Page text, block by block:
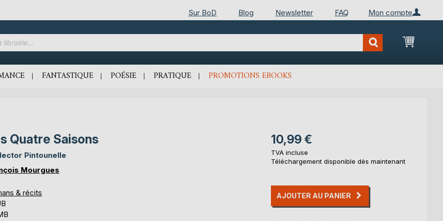
Mon compte
Sur BoD Blog Newsletter FAQ
Mon
FANTASTIQUE POÉSIE PRATIQUE PROMOTIONS EBOOKS
Quatre Saisons
Pintounelle
Mourgues
& récits
10,99 €
TVA incluse
Téléchargement disponible dès maintenant
AJOUTER AU PANIER